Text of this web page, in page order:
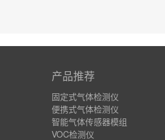
产品推荐
固定式气体检测仪
便携式气体检测仪
智能气体传感器模组
VOC检测仪